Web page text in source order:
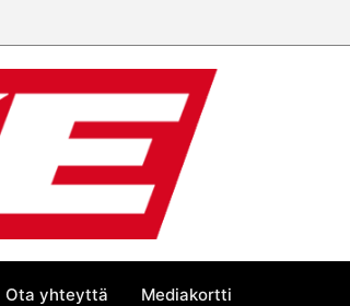
Ota yhteyttä Mediakortti